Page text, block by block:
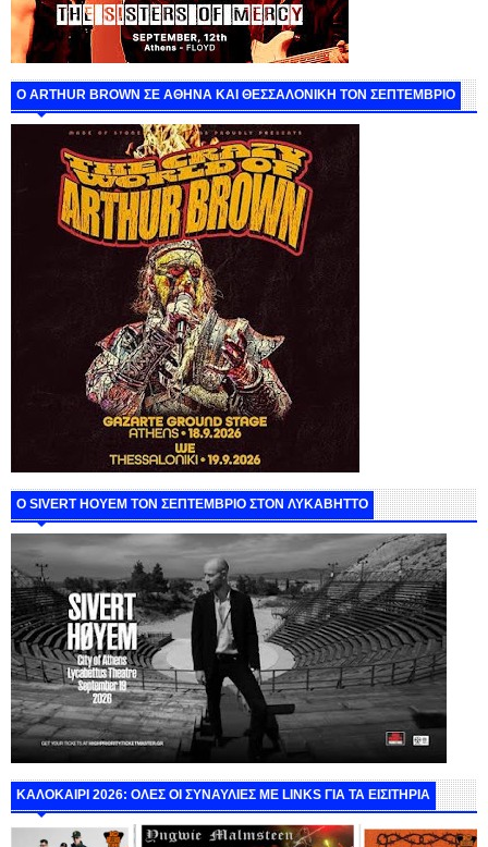
O ARTHUR BROWN ΣΕ ΑΘΗΝΑ ΚΑΙ ΘΕΣΣΑΛΟΝΙΚΗ ΤΟΝ ΣΕΠΤΕΜΒΡΙΟ
Ο SIVERT HOYEM ΤΟΝ ΣΕΠΤΕΜΒΡΙΟ ΣΤΟΝ ΛΥΚΑΒΗΤΤΟ
ΚΑΛΟΚΑΙΡΙ 2026: ΟΛΕΣ ΟΙ ΣΥΝΑΥΛΙΕΣ ΜΕ LINKS ΓΙΑ ΤΑ ΕΙΣΙΤΗΡΙΑ